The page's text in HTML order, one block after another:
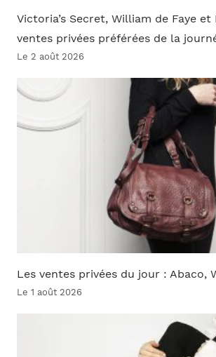
Victoria’s Secret, William de Faye
ventes privées préférées de la
Le 2 août 2026
Les ventes privées du jour : Abaco,
Le 1 août 2026